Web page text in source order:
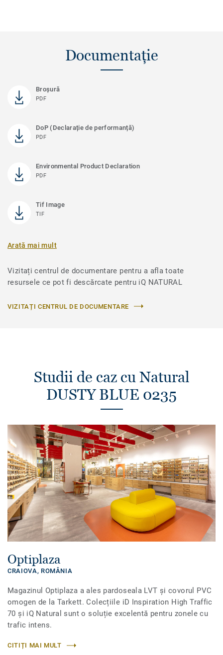
Documentație
Broșură
PDF
DoP (Declarație de performanță)
PDF
Environmental Product Declaration
PDF
Tif Image
TIF
Arată mai mult
Vizitați centrul de documentare pentru a afla toate
resursele ce pot fi descărcate pentru iQ NATURAL
VIZITAȚI CENTRUL DE DOCUMENTARE
Studii de caz cu Natural
DUSTY BLUE 0235
Optiplaza
CRAIOVA, ROMÂNIA
Magazinul Optiplaza a ales pardoseala LVT și covorul PVC
omogen de la Tarkett. Colecțiile iD Inspiration High Traffic
70 și iQ Natural sunt o soluție excelentă pentru zonele cu
trafic intens.
CITIȚI MAI MULT